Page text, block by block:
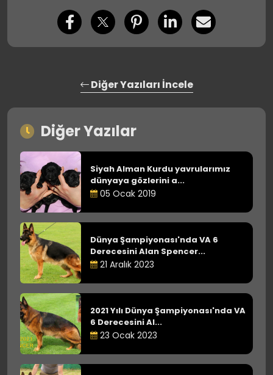
Diğer Yazıları İncele
Diğer Yazılar
Siyah Alman Kurdu yavrularımız
dünyaya gözlerini a...
05 Ocak 2019
Dünya Şampiyonası'nda VA 6
Derecesini Alan Spencer...
21 Aralık 2023
2021 Yılı Dünya Şampiyonası'nda VA
6 Derecesini Al...
23 Ocak 2023